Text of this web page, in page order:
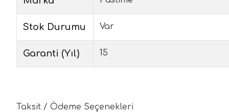
Stok Durumu Var
Garanti (Yıl) 15
Taksit / Ödeme Seçenekleri